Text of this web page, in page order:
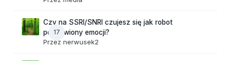
17
Czy na SSRI/SNRI czujesz się jak robot
pozbawiony emocji?
Przez nerwusek2